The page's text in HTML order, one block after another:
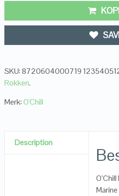
SKU:8720604000719
Rokken.
Merk:O'Chill
Description